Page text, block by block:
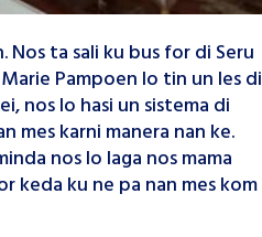
ta sali ku bus for di Seru
Pampoen lo tin un les di
nos lo hasi un sistema di
mes karni manera nan ke.
nos lo laga nos mama
keda ku ne pa nan mes kom